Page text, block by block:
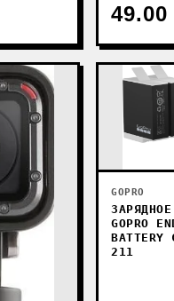
49.00
GOPRO
GOPRO
BATTERY
211